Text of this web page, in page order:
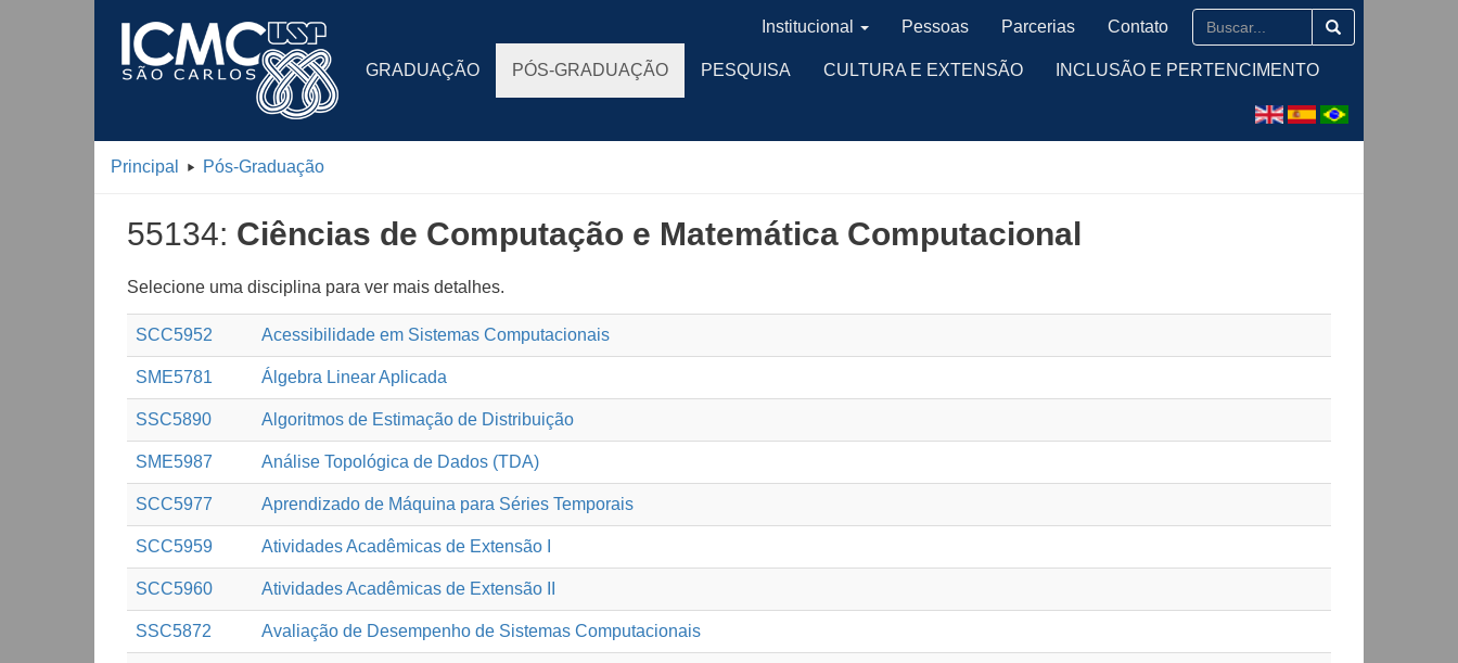
GRADUAÇÃO PÓS-GRADUAÇÃO PESQUISA CULTURA E EXTENSÃO INCLUSÃO E PERTENCIMENTO
Institucional Pessoas Parcerias Contato
Principal Pós-Graduação
55134: Ciências de Computação e Matemática Computacional
Selecione uma disciplina para ver mais detalhes.
SCC5952 Acessibilidade em Sistemas Computacionais
SME5781 Álgebra Linear Aplicada
SSC5890 Algoritmos de Estimação de Distribuição
SME5987 Análise Topológica de Dados (TDA)
SCC5977 Aprendizado de Máquina para Séries Temporais
SCC5959 Atividades Acadêmicas de Extensão I
SCC5960 Atividades Acadêmicas de Extensão II
SSC5872 Avaliação de Desempenho de Sistemas Computacionais